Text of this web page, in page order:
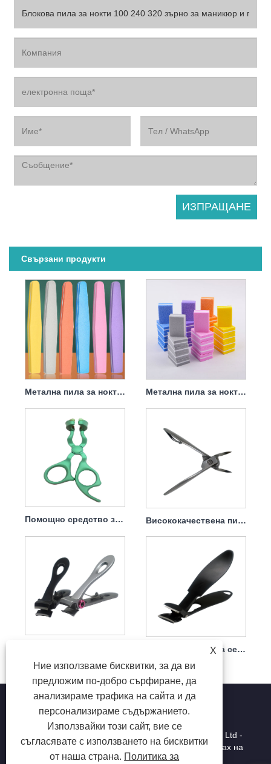
Свързани продукти
Метална пила за нокти 100 240 320 зърно за маникюр и педикюр Метална пила за нокти 100 240 320 зърно квадрат за кучешки бебешки маникюр и педикюр
Помощно средство за цветни контактни лещи Висококачествена пила за нокти със заострен връх
Широко отваряща се пила за нокти против пръски
X
Ние използваме бисквитки, за да ви
предложим по-добро сърфиране, да
анализираме трафика на сайта и да
персонализираме съдържанието.
Използвайки този сайт, вие се
съгласявате с използването на бисквитки
от наша страна. Политика за
Copyright © 2025 Shenzhen Ruina Optoelectronic Co., Ltd -
лампа за нокти, тренировка за нокти, колектор за прах на
ноктите - всички права запазени.